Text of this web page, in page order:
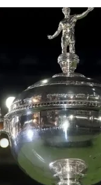
anuncia escalação para
X Vasco — Oitavas Copa
lista! Fluminense divulga
X Mirassol — Oitavas Copa
de Vinicius Toledo: A